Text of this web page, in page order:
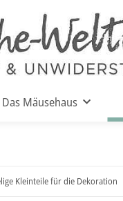
Mäusehaus
Kleinteile für die Dekoration